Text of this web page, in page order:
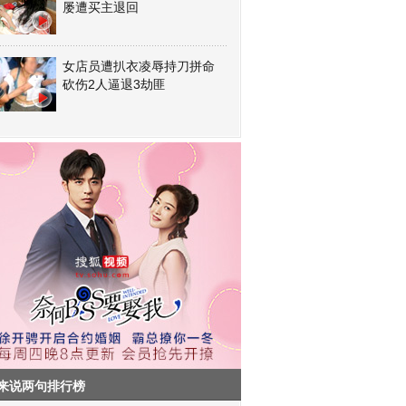
屡遭买主退回
女店员遭扒衣凌辱持刀拼命
砍伤2人逼退3劫匪
说两句排行榜